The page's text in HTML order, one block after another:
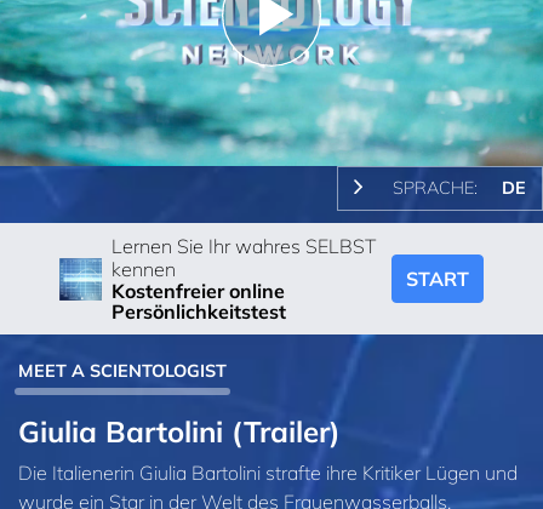
Play
Video
SPRACHE: DE
Lernen Sie Ihr wahres SELBST
kennen
Kostenfreier online
Persönlichkeitstest
START
MEET A SCIENTOLOGIST
Giulia Bartolini (Trailer)
Die Italienerin Giulia Bartolini strafte ihre Kritiker Lügen und
wurde ein Star in der Welt des Frauenwasserballs.